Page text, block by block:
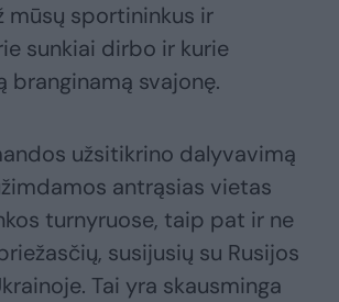
mūsų sportininkus ir
sunkiai dirbo ir kurie
branginamą svajonę.
užsitikrino dalyvavimą
antrąsias vietas
turnyruose, taip pat ir ne
susijusių su Rusijos
Tai yra skausminga